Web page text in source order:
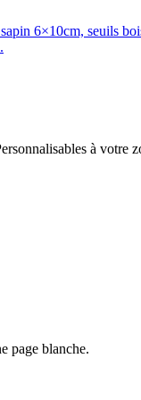
6×10cm, seuils
à votre
page blanche.